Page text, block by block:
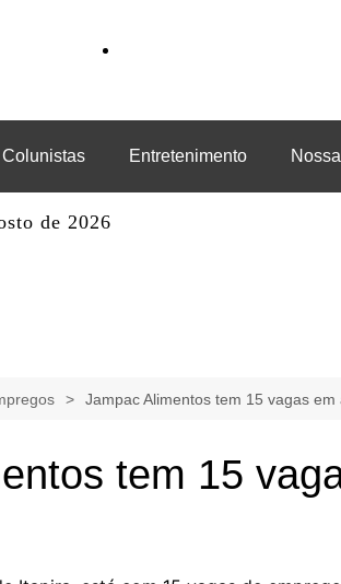
Colunistas Entretenimento
de 2026
Jampac Alimentos tem 15 vagas em
tem 15